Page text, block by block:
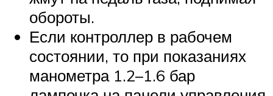
обороты.
Если контроллер в рабочем
состоянии, то при показаниях
манометра 1.2–1.6 бар